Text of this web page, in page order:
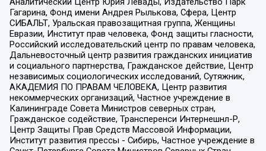
Гагарина, Фонд имени Андрея Рылькова, Сфера, Центр
СИБАЛЬТ, Уральская правозащитная группа, Женщины
Евразии, Институт прав человека, Фонд защиты гласности,
Российский исследовательский центр по правам человека,
Дальневосточный центр развития гражданских инициатив
и социального партнерства, Гражданское действие, Центр
независимых социологических исследований, Сутяжник,
АКАДЕМИЯ ПО ПРАВАМ ЧЕЛОВЕКА, Центр развития
некоммерческих организаций, Частное учреждение в
Калининграде Совета Министров северных стран,
Гражданское содействие, Трансперенси Интернешнл-Р,
Центр Защиты Прав Средств Массовой Информации,
Институт развития прессы - Сибирь, Частное учреждение в